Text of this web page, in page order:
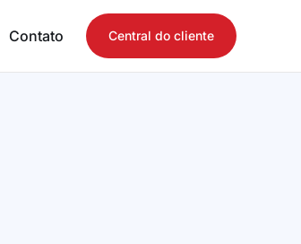
Contato Central do cliente